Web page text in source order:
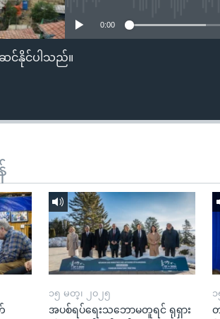
0:00
ဆင်နိုင်ပါသည်။
၁၅ မတ္၊ ၂၀၂၅
အပစ်ရပ်ရေးသဘောမတူရင် ရုရှား
တ